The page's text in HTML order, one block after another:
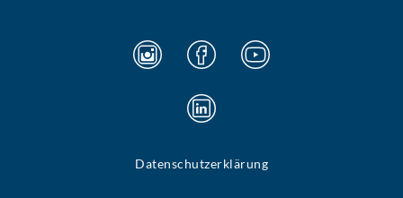
Datenschutzerklärung